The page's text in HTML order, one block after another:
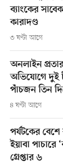
ব্যাংকের
কারাদণ্ড
৩ ঘণ্টা আগে
অনলাইন
অভিযোগে দুই
পাঁচজন তিন
৪ ঘণ্টা আগে
পর্যটকের
ইয়াবা পাচারে
গ্রেপ্তার ৬